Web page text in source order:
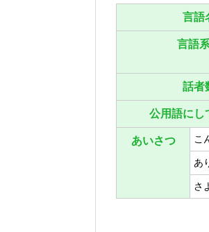
言語
言語
話者
公用語にし
あいさつ こ
あ
さ